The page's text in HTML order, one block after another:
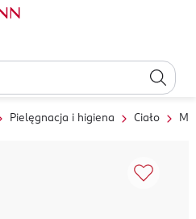
Pielęgnacja i higiena Ciało